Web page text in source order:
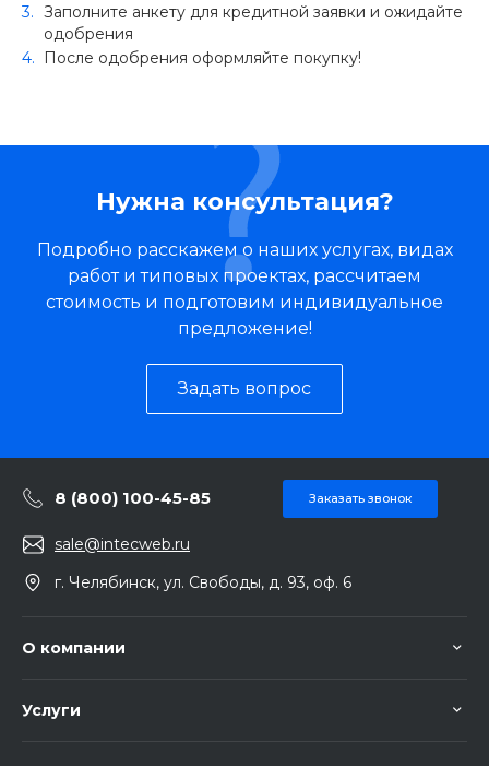
Заполните анкету для кредитной заявки и ожидайте
одобрения
После одобрения оформляйте покупку!
Нужна консультация?
Подробно расскажем о наших услугах, видах
работ и типовых проектах, рассчитаем
стоимость и подготовим индивидуальное
предложение!
Задать вопрос
8 (800) 100-45-85 Заказать звонок
sale@intecweb.ru
г. Челябинск, ул. Свободы, д. 93, оф. 6
О компании
Услуги